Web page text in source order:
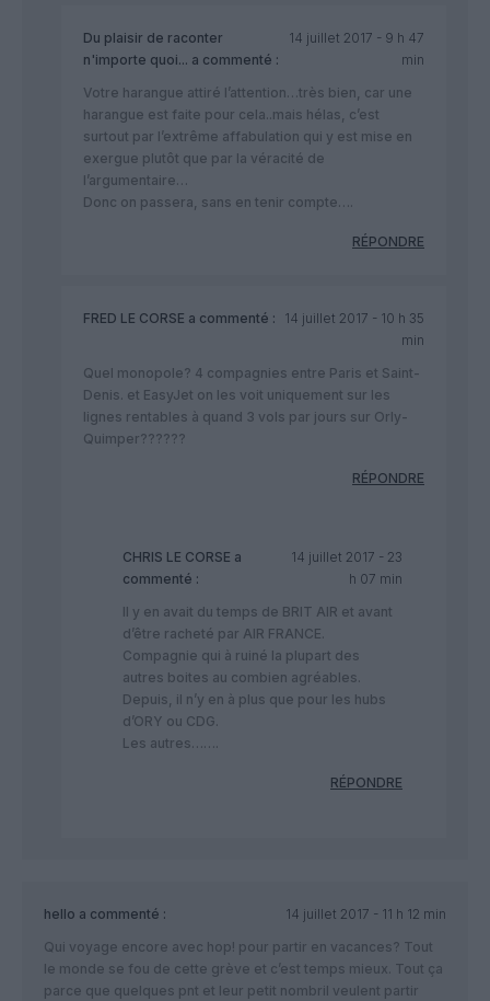
Du plaisir de raconter
n'importe quoi... a commenté :
14 juillet 2017 - 9 h 47
min
Votre harangue attiré l’attention…très bien, car une
harangue est faite pour cela..mais hélas, c’est
surtout par l’extrême affabulation qui y est mise en
exergue plutôt que par la véracité de
l’argumentaire…
Donc on passera, sans en tenir compte….
RÉPONDRE
FRED LE CORSE a commenté :
14 juillet 2017 - 10 h 35
min
Quel monopole? 4 compagnies entre Paris et Saint-
Denis. et EasyJet on les voit uniquement sur les
lignes rentables à quand 3 vols par jours sur Orly-
Quimper??????
RÉPONDRE
CHRIS LE CORSE a
commenté :
14 juillet 2017 - 23
h 07 min
Il y en avait du temps de BRIT AIR et avant
d’être racheté par AIR FRANCE.
Compagnie qui à ruiné la plupart des
autres boites au combien agréables.
Depuis, il n’y en à plus que pour les hubs
d’ORY ou CDG.
Les autres…….
RÉPONDRE
hello a commenté :
14 juillet 2017 - 11 h 12 min
Qui voyage encore avec hop! pour partir en vacances? Tout
le monde se fou de cette grève et c’est temps mieux. Tout ça
parce que quelques pnt et leur petit nombril veulent partir